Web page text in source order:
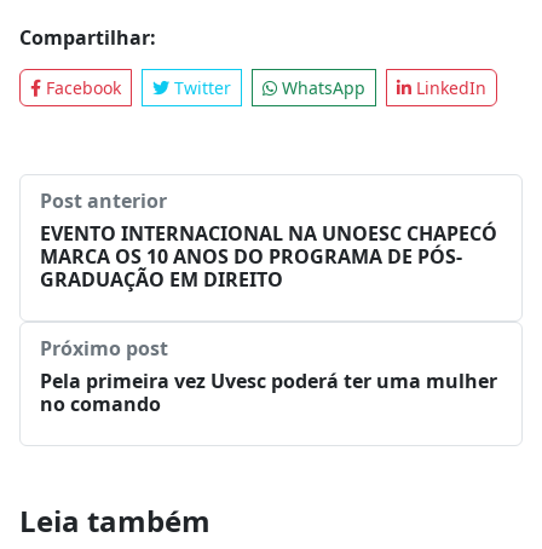
Fonte: Assessoria de Comunicação
destaques
Compartilhar:
Post anterior
EVENTO INTERNACIONAL NA UNOESC CHAPECÓ